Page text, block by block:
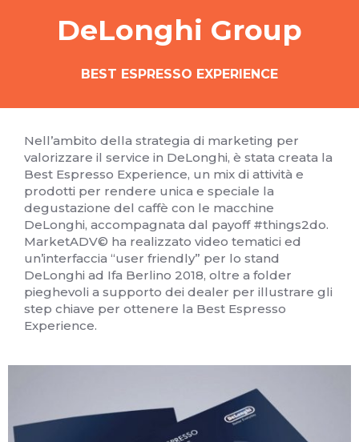
DeLonghi Group
BEST ESPRESSO EXPERIENCE
Nell’ambito della strategia di marketing per
valorizzare il service in DeLonghi, è stata creata la
Best Espresso Experience, un mix di attività e
prodotti per rendere unica e speciale la
degustazione del caffè con le macchine
DeLonghi, accompagnata dal payoff #things2do.
MarketADV© ha realizzato video tematici ed
un’interfaccia “user friendly” per lo stand
DeLonghi ad Ifa Berlino 2018, oltre a folder
pieghevoli a supporto dei dealer per illustrare gli
step chiave per ottenere la Best Espresso
Experience.